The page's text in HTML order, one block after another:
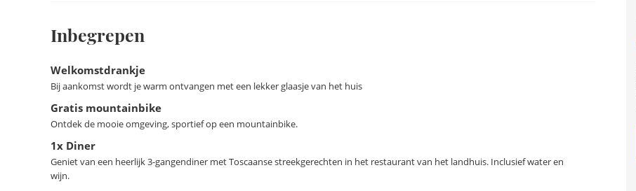
Inbegrepen
Welkomstdrankje
Bij aankomst wordt je warm ontvangen met een lekker glaasje van het huis
Gratis mountainbike
Ontdek de mooie omgeving, sportief op een mountainbike.
1x Diner
Geniet van een heerlijk 3-gangendiner met Toscaanse streekgerechten in het restaurant van het landhuis. Inclusief water en
wijn.